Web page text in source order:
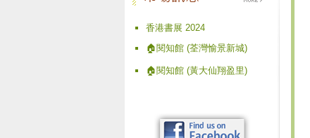
香港書展 2024
🏠閱知館 (荃灣愉景新城)
🏠閱知館 (黃大仙翔盈里)